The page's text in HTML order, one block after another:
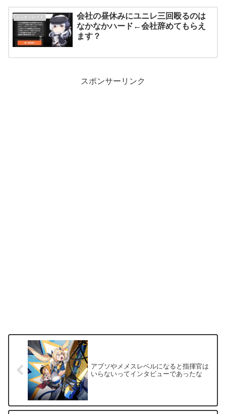
ユニオンレイド
会社の昼休みにユニレ三回殴るのは
なかなかハード←会社辞めてもらえ
ます？
スポンサーリンク
アブソやメメスレベルになると指揮官は
いらないってインタビューであったな